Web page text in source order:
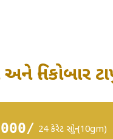
નિકોબાર
24 કેરેટ સોનું (10gm)